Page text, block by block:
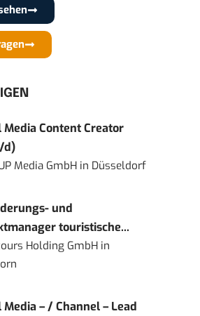
Media Content Creator
d)
Media GmbH in Düsseldorf
und
touristische...
Holding GmbH in
Media – / Channel – Lead